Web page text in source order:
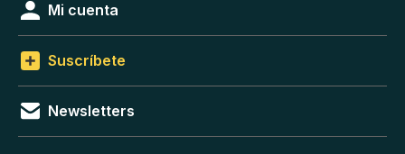
Mi cuenta
Suscríbete
Newsletters